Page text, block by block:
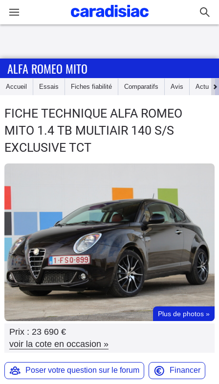
Accueil
Essais
Guide
d'achat
Auto
Services
Forum
Moto
Marques
ALFA ROMEO MITO
Accueil Essais Fiches fiabilité Comparatifs Avis Actu
FICHE TECHNIQUE ALFA ROMEO
MITO 1.4 TB MULTIAIR 140 S/S
EXCLUSIVE TCT
Plus de photos »
Prix : 23 690 €
voir la cote en occasion »
Poser votre question sur le forum Financer